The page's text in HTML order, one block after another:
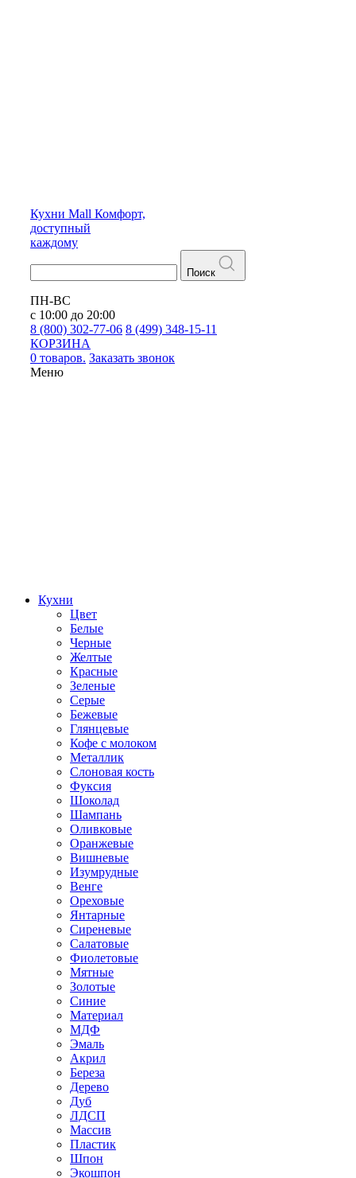
Кухни Mall Комфорт,
доступный
каждому
Поиск
ПН-ВС
с 10:00 до 20:00
8 (800) 302-77-06 8 (499) 348-15-11
КОРЗИНА
0 товаров. Заказать звонок
Меню
Кухни
Цвет
Белые
Черные
Желтые
Красные
Зеленые
Серые
Бежевые
Глянцевые
Кофе с молоком
Металлик
Слоновая кость
Фуксия
Шоколад
Шампань
Оливковые
Оранжевые
Вишневые
Изумрудные
Венге
Ореховые
Янтарные
Сиреневые
Салатовые
Фиолетовые
Мятные
Золотые
Синие
Материал
МДФ
Эмаль
Акрил
Береза
Дерево
Дуб
ЛДСП
Массив
Пластик
Шпон
Экошпон